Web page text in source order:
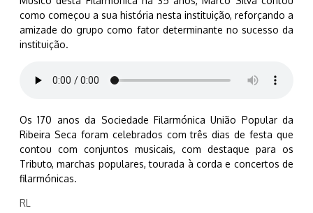
como começou a sua história nesta instituição, reforçando a
amizade do grupo como fator determinante no sucesso da
instituição.
Os 170 anos da Sociedade Filarmónica União Popular da
Ribeira Seca foram celebrados com três dias de festa que
contou com conjuntos musicais, com destaque para os
Tributo, marchas populares, tourada à corda e concertos de
filarmónicas.
RL